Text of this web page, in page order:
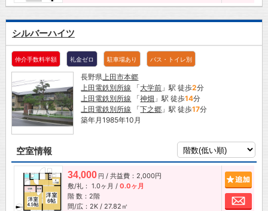
シルバーハイツ
仲介手数料半額 礼金ゼロ 駐車場あり バス・トイレ別
長野県上田市本郷
上田電鉄別所線 「大学前 」駅 徒歩2分
上田電鉄別所線 「神畑 」駅 徒歩14分
上田電鉄別所線 「下之郷 」駅 徒歩17分
築年月1985年10月
空室情報
34,000 円 / 共益費：2,000円
敷/礼： 1.0ヶ月 / 0.0ヶ月
階 数：2階
間/広：2K / 27.82㎡
お